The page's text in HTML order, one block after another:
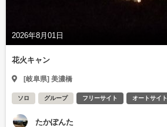
2026年8月01日
花火キャン
[岐阜県] 美濃橋
ソロ グループ フリーサイト オートサイト
たかぽんた